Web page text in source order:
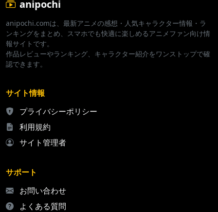
anipochi
anipochi.comは、最新アニメの感想・人気キャラクター情報・ラ
ンキングをまとめ、スマホでも快適に楽しめるアニメファン向け情
報サイトです。
作品レビューやランキング、キャラクター紹介をワンストップで確
認できます。
サイト情報
プライバシーポリシー
利用規約
サイト管理者
サポート
お問い合わせ
よくある質問